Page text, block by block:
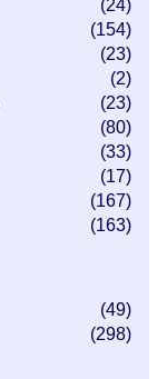
(24)
(154)
(23)
(2)
(23)
(80)
(33)
(17)
(167)
(163)
(49)
(298)